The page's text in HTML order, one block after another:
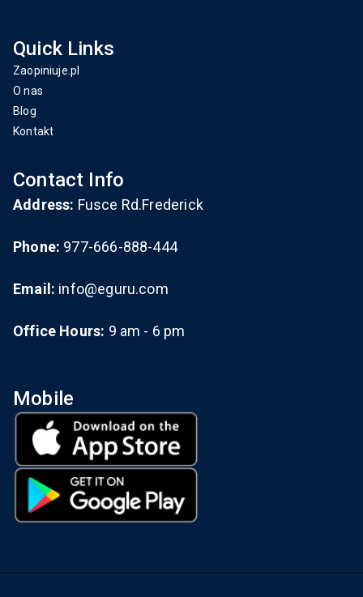
Quick Links
Zaopiniuje.pl
O nas
Blog
Kontakt
Contact Info
Address: Fusce Rd.Frederick
Phone: 977-666-888-444
Email: info@eguru.com
Office Hours: 9 am - 6 pm
Mobile